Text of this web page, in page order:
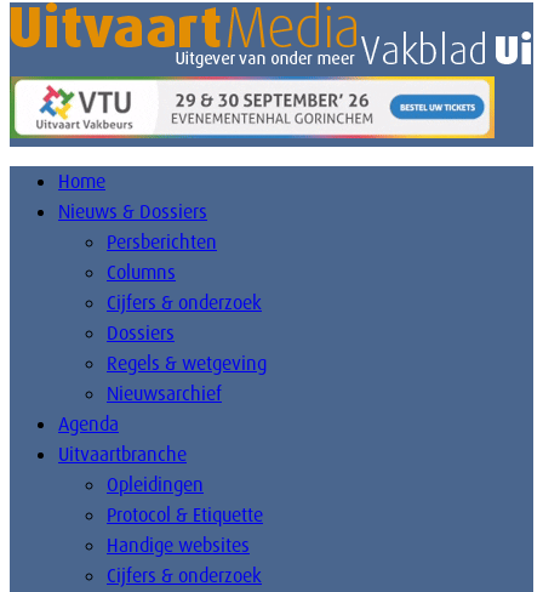
Home
Nieuws & Dossiers
Persberichten
Columns
Cijfers & onderzoek
Dossiers
Regels & wetgeving
Nieuwsarchief
Agenda
Uitvaartbranche
Opleidingen
Protocol & Etiquette
Handige websites
Cijfers & onderzoek